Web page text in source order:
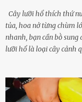
Cây lưỡi hổ thích thứ
tủa, hoa nở từng chùm
nhanh, bạn cần bṑ
lưỡi hổ là loại cȃy cảnh
quá nhiḕu cȏng chăm
triển tṓt, ra nhiḕu chṑi